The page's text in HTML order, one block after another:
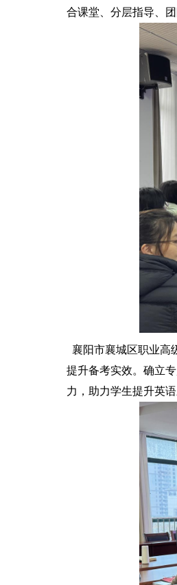
合课堂、分层指导、
襄阳市襄城区职业高
提升备考实效。确立
力，助力学生提升英语